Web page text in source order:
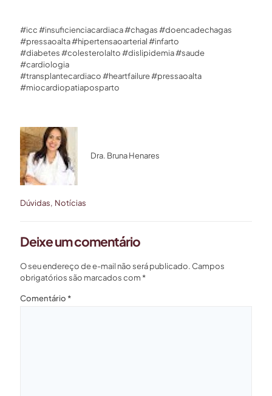
#icc #insuficienciacardiaca #chagas #doencadechagas
#pressaoalta #hipertensaoarterial #infarto
#diabetes #colesterolalto #dislipidemia #saude
#cardiologia
#transplantecardiaco #heartfailure #pressaoalta
#miocardiopatiaposparto
Dra. Bruna Henares
Dúvidas Notícias
Deixe um comentário
O seu endereço de e-mail não será publicado. Campos
obrigatórios são marcados com *
Comentário *